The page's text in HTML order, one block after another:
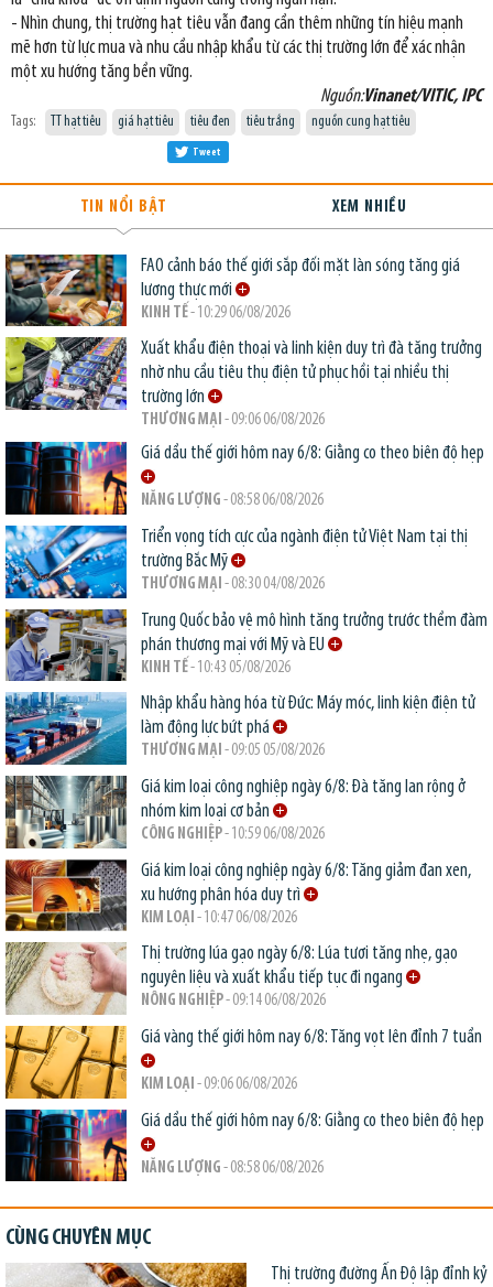
- Nhìn chung, thị trường hạt tiêu vẫn đang cần thêm những tín hiệu mạnh
mẽ hơn từ lực mua và nhu cầu nhập khẩu từ các thị trường lớn để xác nhận
một xu hướng tăng bền vững.
Nguồn:Vinanet/VITIC, IPC
Tags: TT hạt tiêu giá hạt tiêu tiêu đen tiêu trắng nguồn cung hạt tiêu
Tweet
TIN NỔI BẬT XEM NHIỀU
FAO cảnh báo thế giới sắp đối mặt làn sóng tăng giá
lương thực mới
KINH TẾ- 10:29 06/08/2026
Xuất khẩu điện thoại và linh kiện duy trì đà tăng trưởng
nhờ nhu cầu tiêu thụ điện tử phục hồi tại nhiều thị
trường lớn
THƯƠNG MẠI - 09:06 06/08/2026
Giá dầu thế giới hôm nay 6/8: Giằng co theo biên độ hẹp
NĂNG LƯỢNG - 08:58 06/08/2026
Triển vọng tích cực của ngành điện tử Việt Nam tại thị
trường Bắc Mỹ
THƯƠNG MẠI - 08:30 04/08/2026
Trung Quốc bảo vệ mô hình tăng trưởng trước thềm đàm
phán thương mại với Mỹ và EU
KINH TẾ- 10:43 05/08/2026
Nhập khẩu hàng hóa từ Đức: Máy móc, linh kiện điện tử
làm động lực bứt phá
THƯƠNG MẠI - 09:05 05/08/2026
Giá kim loại công nghiệp ngày 6/8: Đà tăng lan rộng ở
nhóm kim loại cơ bản
CÔNG NGHIỆP- 10:59 06/08/2026
Giá kim loại công nghiệp ngày 6/8: Tăng giảm đan xen,
xu hướng phân hóa duy trì
KIM LOẠI - 10:47 06/08/2026
Thị trường lúa gạo ngày 6/8: Lúa tươi tăng nhẹ, gạo
nguyên liệu và xuất khẩu tiếp tục đi ngang
NÔNG NGHIỆP- 09:14 06/08/2026
Giá vàng thế giới hôm nay 6/8: Tăng vọt lên đỉnh 7 tuần
KIM LOẠI - 09:06 06/08/2026
Giá dầu thế giới hôm nay 6/8: Giằng co theo biên độ hẹp
NĂNG LƯỢNG - 08:58 06/08/2026
CÙNG CHUYÊN MỤC
Thị trường đường Ấn Độ lập đỉnh kỷ